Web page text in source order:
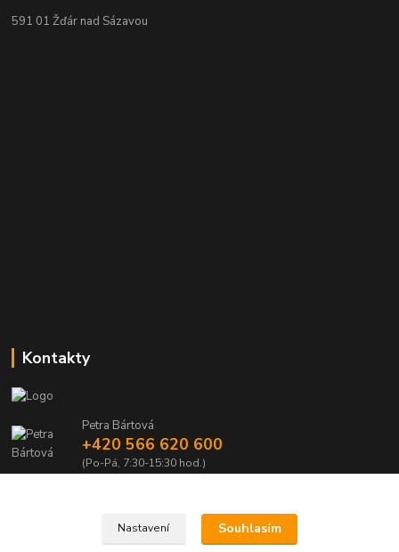
591 01 Žďár nad Sázavou
Kontakty
Petra Bártová
+420 566 620 600
(Po-Pá, 7:30-15:30 hod.)
Nastavení Souhlasím